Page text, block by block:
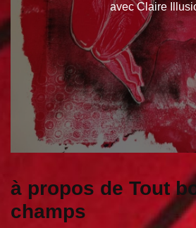
avec Claire
à propos de Tout
champs